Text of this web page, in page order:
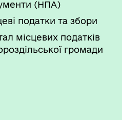
(НПА)
податки та збори
місцевих податків
громади